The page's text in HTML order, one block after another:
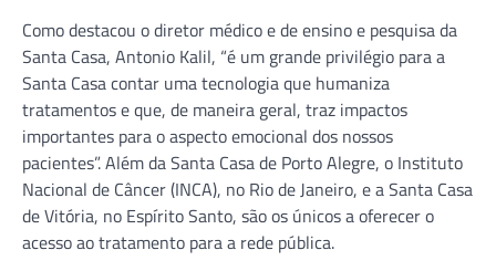
Como destacou o diretor médico e de ensino e pesquisa da
Santa Casa, Antonio Kalil, “é um grande privilégio para a
Santa Casa contar uma tecnologia que humaniza
tratamentos e que, de maneira geral, traz impactos
importantes para o aspecto emocional dos nossos
pacientes”. Além da Santa Casa de Porto Alegre, o Instituto
Nacional de Câncer (INCA), no Rio de Janeiro, e a Santa Casa
de Vitória, no Espírito Santo, são os únicos a oferecer o
acesso ao tratamento para a rede pública.